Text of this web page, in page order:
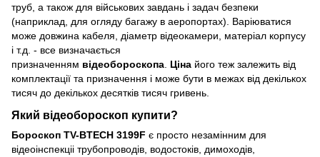
труб, а також для військових завдань і задач безпеки
(наприклад, для огляду багажу в аеропортах). Варіюватися
може довжина кабеля, діаметр відеокамери, матеріал корпусу
і т.д. - все визначається
призначенням відеобороскопа. Ціна його теж залежить від
комплектації та призначення і може бути в межах від декількох
тисяч до декількох десятків тисяч гривень.
Який відеобороскоп купити?
Бороскоп TV-BTECH 3199F є просто незамінним для
відеоінспекціі трубопроводів, водостоків, димоходів,